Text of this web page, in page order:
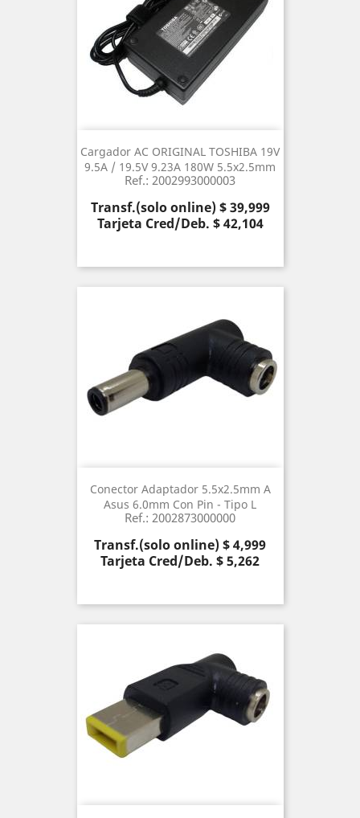
Cargador AC ORIGINAL TOSHIBA 19V
9.5A / 19.5V 9.23A 180W 5.5x2.5mm
Ref.: 2002993000003
Precio
Transf.(solo online) $ 39,999
Tarjeta Cred/Deb. $ 42,104
Conector Adaptador 5.5x2.5mm A
Asus 6.0mm Con Pin - Tipo L
Ref.: 2002873000000
Precio
Transf.(solo online) $ 4,999
Tarjeta Cred/Deb. $ 5,262